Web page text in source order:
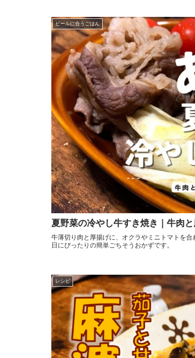
ビールに合うごはん
夏野菜の冷やし牛すき焼き｜牛肉
牛薄切り肉と厚揚げに、オクラやミニトマトを
日にぴったりの簡単ごちそうおかずです。
レシピ